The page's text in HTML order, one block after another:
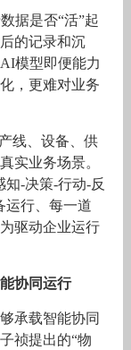
据是否“活”起
的记录和沉
模型即便能力
，更难对业务
线、设备、供
实业务场景。
-决策-行动-反
运行、每一道
驱动企业运行
协同运行
承载智能协同
祯提出的“物